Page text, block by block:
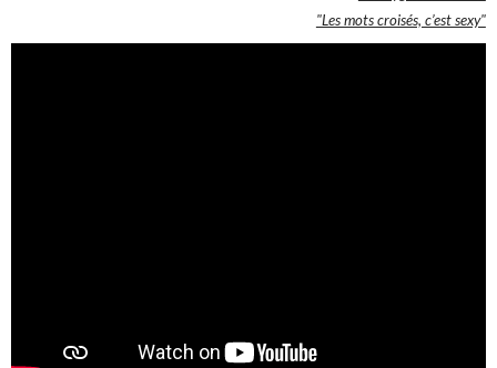
"Les mots croisés, c’est sexy"